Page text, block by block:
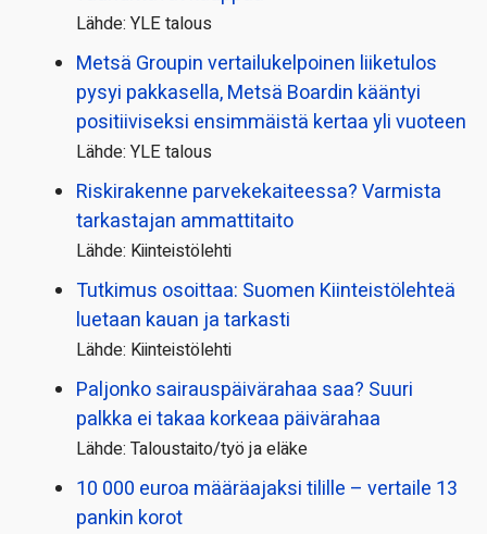
Lähde: YLE talous
Metsä Groupin vertailu­kelpoinen liiketulos
pysyi pakkasella, Metsä Boardin kääntyi
positiiviseksi ensimmäistä kertaa yli vuoteen
Lähde: YLE talous
Riskirakenne parvekekaiteessa? Varmista
tarkastajan ammattitaito
Lähde: Kiinteistölehti
Tutkimus osoittaa: Suomen Kiinteistölehteä
luetaan kauan ja tarkasti
Lähde: Kiinteistölehti
Paljonko sairauspäivä­rahaa saa? Suuri
palkka ei takaa korkeaa päivärahaa
Lähde: Taloustaito/työ ja eläke
10 000 euroa määräajaksi tilille – vertaile 13
pankin korot